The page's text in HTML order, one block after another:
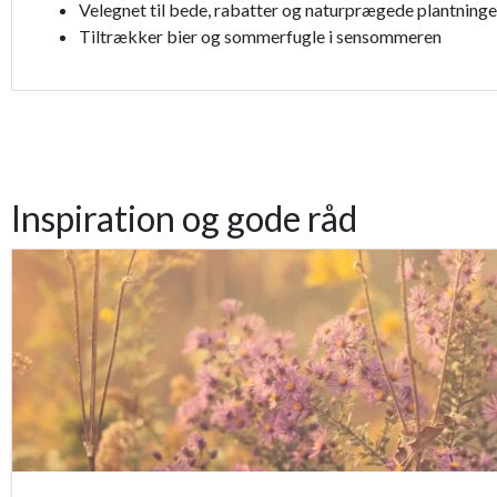
Velegnet til bede, rabatter og naturprægede
Tiltrækker bier og sommerfugle i sensommeren
Inspiration og gode råd